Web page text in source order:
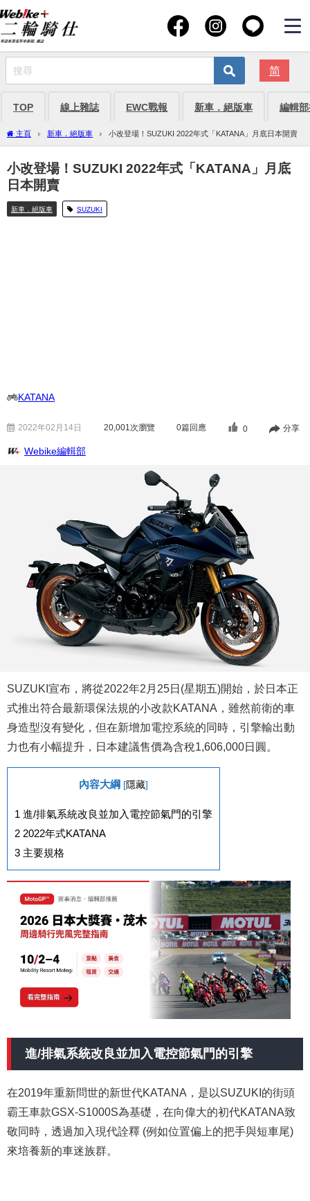
简
TOP 線上雜誌 EWC戰報 新車．絕版車 編輯
主頁 新車．絕版車 小改登場！SUZUKI 2022年式「KATANA」月底日本開賣
小改登場！SUZUKI 2022年式「KATANA」月底
日本開賣
新車．絕版車 SUZUKI
KATANA
2022年02月14日 20,001 次瀏覽 0篇回應 0 分享
Webike編輯部
SUZUKI宣布，將從2022年2月25日(星期五)開始，於日本正
式推出符合最新環保法規的小改款KATANA，雖然前衛的車
身造型沒有變化，但在新增加電控系統的同時，引擎輸出動
力也有小幅提升，日本建議售價為含稅1,606,000日圓。
內容大綱 [隱藏]
1 進/排氣系統改良並加入電控節氣門的引擎
2 2022年式KATANA
3 主要規格
進/排氣系統改良並加入電控節氣門的引擎
在2019年重新問世的新世代KATANA，是以SUZUKI的街頭
霸王車款GSX-S1000S為基礎，在向偉大的初代KATANA致
敬同時，透過加入現代詮釋 (例如位置偏上的把手與短車尾)
來培養新的車迷族群。